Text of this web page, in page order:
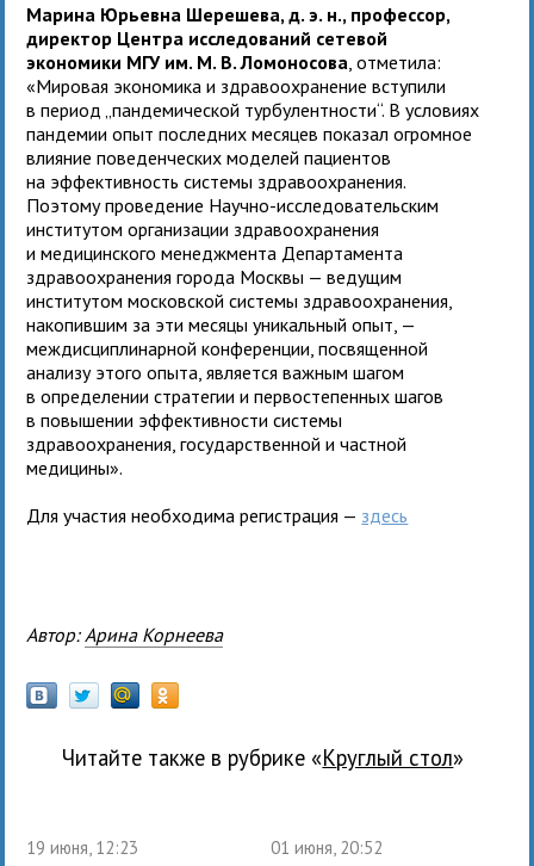
Марина Юрьевна Шерешева, д. э. н., профессор,
директор Центра исследований сетевой
экономики МГУ им. М. В. Ломоносова , отметила:
«Мировая экономика и здравоохранение вступили
в период „пандемической турбулентности“. В условиях
пандемии опыт последних месяцев показал огромное
влияние поведенческих моделей пациентов
на эффективность системы здравоохранения.
Поэтому проведение Научно-исследовательским
институтом организации здравоохранения
и медицинского менеджмента Департамента
здравоохранения города Москвы — ведущим
институтом московской системы здравоохранения,
накопившим за эти месяцы уникальный опыт, —
междисциплинарной конференции, посвященной
анализу этого опыта, является важным шагом
в определении стратегии и первостепенных шагов
в повышении эффективности системы
здравоохранения, государственной и частной
медицины».
Для участия необходима регистрация — здесь
Автор: Арина Корнеева
Читайте также в рубрике « Круглый стол»
19 июня, 12:23 01 июня, 20:52